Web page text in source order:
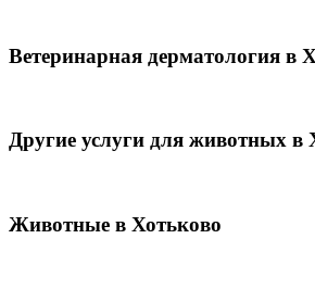
Ветеринарная дерматология в
Другие услуги для животных в
Животные в Хотьково